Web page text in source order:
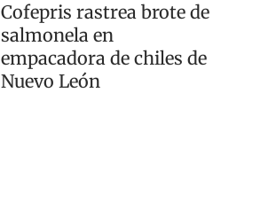
Cofepris rastrea brote de
salmonela en
empacadora de chiles de
Nuevo León